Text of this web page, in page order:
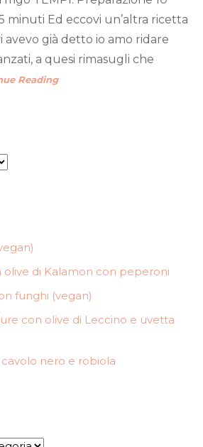
minuti Ed eccovi un’altra ricetta
avevo già detto io amo ridare
a quesi rimasugli che
Reading
olive di Kalamon con peperoni
funghi (vegan)
con olive di Leccino e uvetta
cavolo nero e robiola